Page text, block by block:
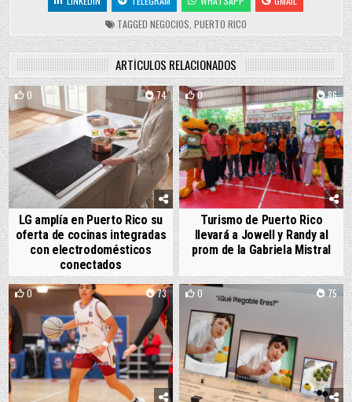
TAGGED NEGOCIOS PUERTO RICO
ARTÍCULOS RELACIONADOS
0 74
LG amplía en Puerto Rico su
oferta de cocinas integradas
con electrodomésticos
conectados
0 86
Turismo de Puerto Rico
llevará a Jowell y Randy al
prom de la Gabriela Mistral
0 73 0 75